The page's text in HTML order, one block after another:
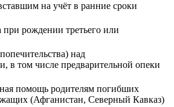
на учёт в ранние сроки
рождении третьего или
над
в том числе предварительной опеки
помощь родителям погибших
(Афганистан, Северный Кавказ)